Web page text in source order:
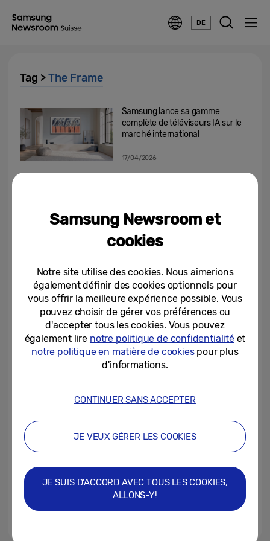
DE
Tag >The Frame
Samsung lance sa gamme
complète de téléviseurs IA sur le
marché international
17/04/2026
d’achat des téléviseurs...
07/11/2025
Découvrir l’art d’une nouvelle
manière avec le Samsung The
Frame TV à Art Basel 2024 à...
11/06/2024
Samsung Music Frame, le cadre
photo qui joue de la musique, est
14/05/2024
L’Art Store Samsung accueille
une douzaine d’œuvres
majeures de Jean-Michel...
07/05/2024
Samsung Newsroom et
cookies
Notre site utilise des cookies. Nous aimerions
également définir des cookies optionnels pour
vous offrir la meilleure expérience possible. Vous
pouvez choisir de gérer vos préférences ou
d'accepter tous les cookies. Vous pouvez
également lire notre politique de confidentialitéet
notre politique en matière de cookiespour plus
d'informations.
CONTINUER SANS ACCEPTER
JE VEUX GÉRER LES COOKIES
JE SUIS D'ACCORD AVEC TOUS LES COOKIES,
ALLONS-Y!